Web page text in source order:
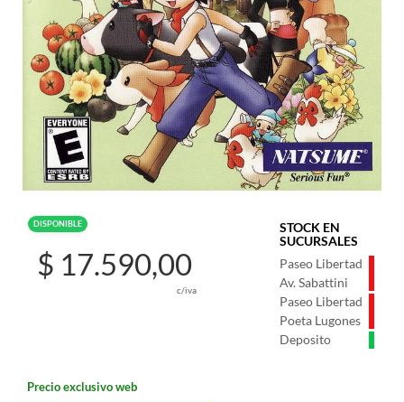
DISPONIBLE
STOCK EN
SUCURSALES
Paseo Libertad
Av. Sabattini
Paseo Libertad
Poeta Lugones
Deposito
$ 17.590,00
c/iva
Precio exclusivo web